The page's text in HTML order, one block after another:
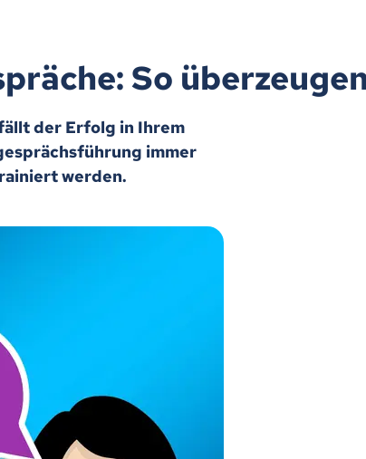
So
der Erfolg in Ihrem
immer
werden.